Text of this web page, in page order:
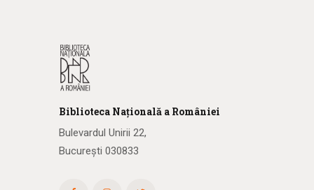
Biblioteca Națională a României
Bulevardul Unirii 22,
București 030833